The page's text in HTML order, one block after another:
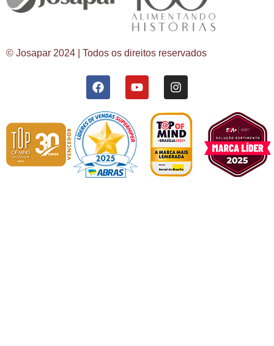
© Josapar 2024 | Todos os direitos reservados